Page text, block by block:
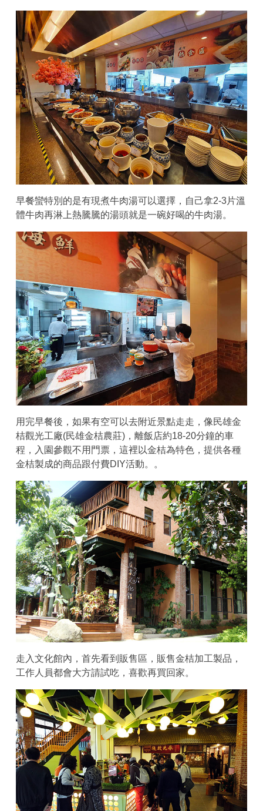
早餐蠻特別的是有現煮牛肉湯可以選擇，自己拿2-3片溫
體牛肉再淋上熱騰騰的湯頭就是一碗好喝的牛肉湯。
用完早餐後，如果有空可以去附近景點走走，像民雄金
桔觀光工廠(民雄金桔農莊)，離飯店約18-20分鐘的車
程，入園參觀不用門票，這裡以金桔為特色，提供各種
金桔製成的商品跟付費DIY活動。。
走入文化館內，首先看到販售區，販售金桔加工製品，
工作人員都會大方請試吃，喜歡再買回家。